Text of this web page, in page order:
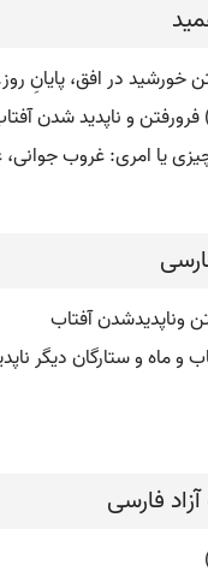
وناپدیدشدن آفتاب
فارسی